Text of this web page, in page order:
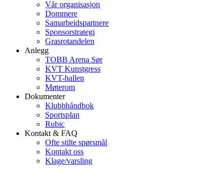
Vår organisasjon
Dommere
Samarbeidspartnere
Sponsorstrategi
Grasrotandelen
Anlegg
TOBB Arena Sør
KVT Kunstgress
KVT-hallen
Møterom
Dokumenter
Klubbhåndbok
Sportsplan
Rubic
Kontakt & FAQ
Ofte stilte spørsmål
Kontakt oss
Klage/varsling